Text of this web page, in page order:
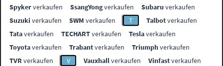
Spykerverkaufen SsangYongverkaufen Subaru verkaufen
Suzuki verkaufen SWM verkaufen T Talbotverkaufen
Tataverkaufen TECHARTverkaufen Teslaverkaufen
Toyotaverkaufen Trabantverkaufen Triumphverkaufen
TVR verkaufen V Vauxhallverkaufen Vinfastverkaufen